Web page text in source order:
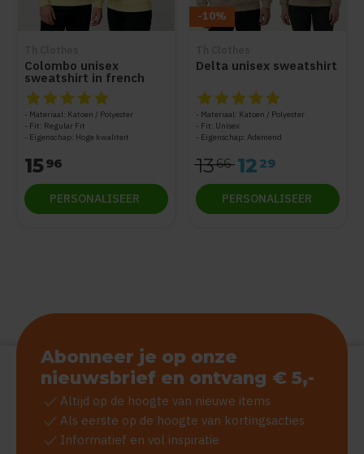
Colombo unisex
sweatshirt in french
terry
De beoordeling van dit product is 5van de 5
Materiaal: Katoen / Polyester
Fit: Regular Fit
Eigenschap: Hoge kwaliteit
1596
PERSONALISEER
-10%
Delta unisex sweatshirt
De beoordeling van dit
Materiaal: Katoen / Polyester
Fit: Unisex
Eigenschap: Ademend
1366 12 29
PERSONALISEER
Abonneer je op onze
nieuwsbrief en ontvang € 5,-
check Altijd op de hoogte van nieuwe items
check Als eerste op de hoogte van kortingsacties
check Informatief en vol inspiratie